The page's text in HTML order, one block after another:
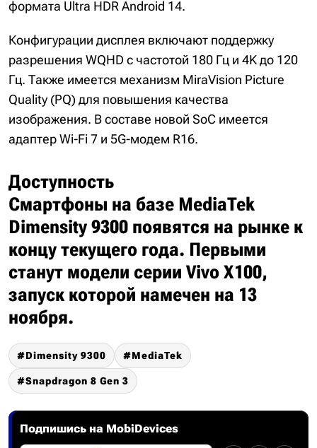
формата Ultra HDR Android 14.
Конфигурации дисплея включают поддержку
разрешения WQHD с частотой 180 Гц и 4K до 120
Гц. Также имеется механизм MiraVision Picture
Quality (PQ) для повышения качества
изображения. В составе новой SoC имеется
адаптер Wi-Fi 7 и 5G-модем R16.
Доступность
Смартфоны на базе MediaTek
Dimensity 9300 появятся на рынке к
концу текущего года. Первыми
станут модели серии Vivo X100,
запуск которой намечен на 13
ноября.
Dimensity 9300 MediaTek
Snapdragon 8 Gen 3
Подпишись на MobiDevices